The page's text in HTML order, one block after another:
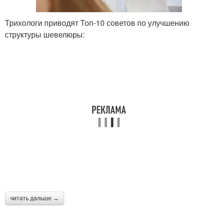
Трихологи приводят Топ-10 советов по улучшению
структуры шевелюры:
читать дальше →